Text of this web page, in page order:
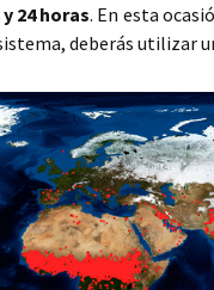
24 horas. En esta
deberás utilizar